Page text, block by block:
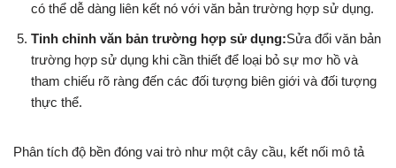
có thể dễ dàng liên kết nó với văn bản trường hợp sử dụng.
Tinh chỉnh văn bản trường hợp sử dụng:Sửa đổi văn bản
trường hợp sử dụng khi cần thiết để loại bỏ sự mơ hồ và
tham chiếu rõ ràng đến các đối tượng biên giới và đối tượng
thực thể.
Phân tích độ bền đóng vai trò như một cây cầu, kết nối mô tả